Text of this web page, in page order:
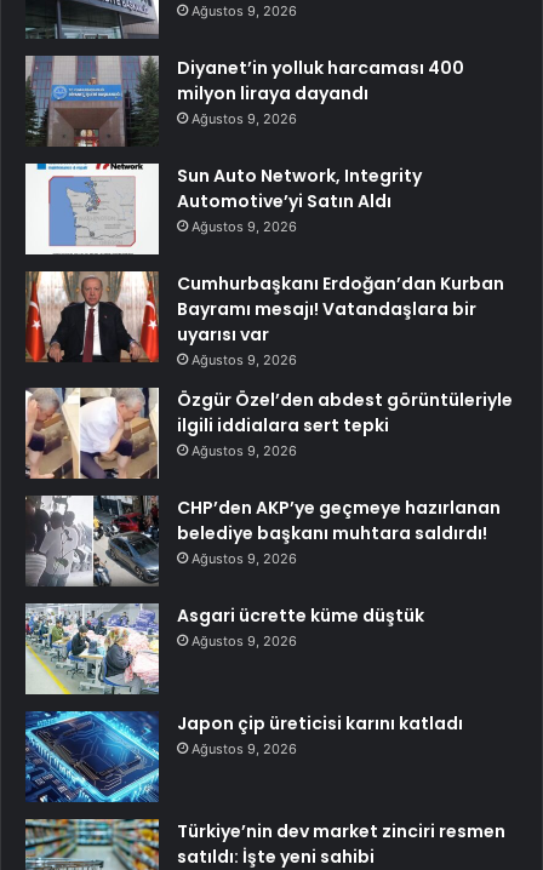
Ağustos 9, 2026
Diyanet’in yolluk harcaması 400
milyon liraya dayandı
Ağustos 9, 2026
Sun Auto Network, Integrity
Automotive’yi Satın Aldı
Ağustos 9, 2026
Cumhurbaşkanı Erdoğan’dan Kurban
Bayramı mesajı! Vatandaşlara bir
uyarısı var
Ağustos 9, 2026
Özgür Özel’den abdest görüntüleriyle
ilgili iddialara sert tepki
Ağustos 9, 2026
CHP’den AKP’ye geçmeye hazırlanan
belediye başkanı muhtara saldırdı!
Ağustos 9, 2026
Asgari ücrette küme düştük
Ağustos 9, 2026
Japon çip üreticisi karını katladı
Ağustos 9, 2026
Türkiye’nin dev market zinciri resmen
satıldı: İşte yeni sahibi